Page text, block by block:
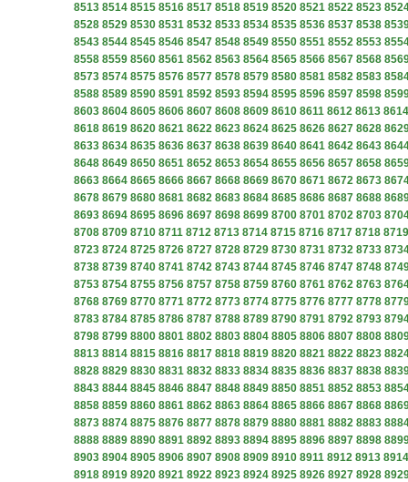
8513 8514 8515 8516 8517 8518 8519 8520 8521 8522 8523
8528 8529 8530 8531 8532 8533 8534 8535 8536 8537 8538
8543 8544 8545 8546 8547 8548 8549 8550 8551 8552 8553
8558 8559 8560 8561 8562 8563 8564 8565 8566 8567 8568
8573 8574 8575 8576 8577 8578 8579 8580 8581 8582 8583
8588 8589 8590 8591 8592 8593 8594 8595 8596 8597 8598
8603 8604 8605 8606 8607 8608 8609 8610 8611 8612 8613 8614
8618 8619 8620 8621 8622 8623 8624 8625 8626 8627 8628
8633 8634 8635 8636 8637 8638 8639 8640 8641 8642 8643
8648 8649 8650 8651 8652 8653 8654 8655 8656 8657 8658
8663 8664 8665 8666 8667 8668 8669 8670 8671 8672 8673
8678 8679 8680 8681 8682 8683 8684 8685 8686 8687 8688
8693 8694 8695 8696 8697 8698 8699 8700 8701 8702 8703
8708 8709 8710 8711 8712 8713 8714 8715 8716 8717 8718 8719
8723 8724 8725 8726 8727 8728 8729 8730 8731 8732 8733
8738 8739 8740 8741 8742 8743 8744 8745 8746 8747 8748
8753 8754 8755 8756 8757 8758 8759 8760 8761 8762 8763
8768 8769 8770 8771 8772 8773 8774 8775 8776 8777 8778
8783 8784 8785 8786 8787 8788 8789 8790 8791 8792 8793
8798 8799 8800 8801 8802 8803 8804 8805 8806 8807 8808
8813 8814 8815 8816 8817 8818 8819 8820 8821 8822 8823
8828 8829 8830 8831 8832 8833 8834 8835 8836 8837 8838
8843 8844 8845 8846 8847 8848 8849 8850 8851 8852 8853
8858 8859 8860 8861 8862 8863 8864 8865 8866 8867 8868
8873 8874 8875 8876 8877 8878 8879 8880 8881 8882 8883
8888 8889 8890 8891 8892 8893 8894 8895 8896 8897 8898
8903 8904 8905 8906 8907 8908 8909 8910 8911 8912 8913 8914
8918 8919 8920 8921 8922 8923 8924 8925 8926 8927 8928